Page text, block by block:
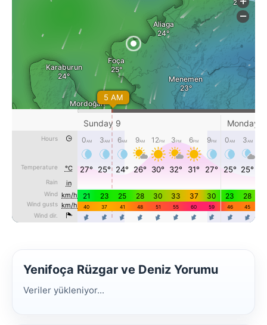
Yenifoça Rüzgar ve Deniz Yorumu
Veriler yükleniyor...